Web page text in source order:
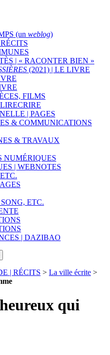
(un weblog)
| « RACONTER BIEN »
(2021) | LE LIVRE
FILMS
| PAGES
& COMMUNICATIONS
& TRAVAUX
NUMÉRIQUES
| WEBNOTES
ETC.
| DAZIBAO
| RÉCITS > La ville écrite >
qui